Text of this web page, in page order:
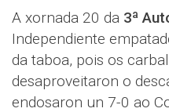
A xornada 20 da 3ª
Independiente
da taboa, pois os
desaproveitaron o
endosaron un 7-0 ao